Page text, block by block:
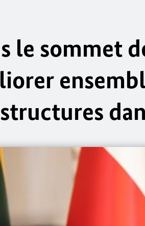
le sommet